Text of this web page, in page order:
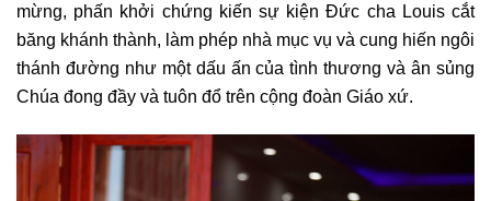
mừng, phấn khởi chứng kiến sự kiện Đức cha Louis cắt
băng khánh thành, làm phép nhà mục vụ và cung hiến ngôi
thánh đường như một dấu ấn của tình thương và ân sủng
Chúa đong đầy và tuôn đổ trên cộng đoàn Giáo xứ.